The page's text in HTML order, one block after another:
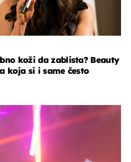
koži da zablista? Beauty
koja si i same često